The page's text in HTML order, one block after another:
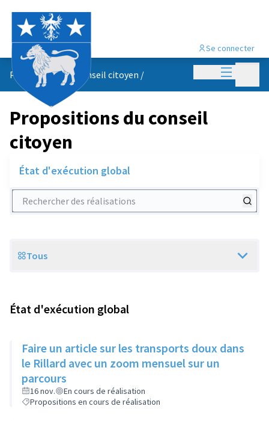
Menu
Se connecter
Propositions du conseil citoyen /
Propositions du conseil
citoyen
État d'exécution global
Rechercher des réalisations
Scope
Tous
État d'exécution global
Faire un article sur les transports doux dans
le Rillard avec un zoom mensuel sur un
parcours
16 nov.
En cours de réalisation
Propositions en cours de réalisation